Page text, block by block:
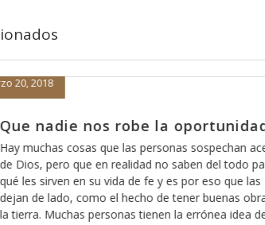
Cómo está eso de que Dios
escucha?
Marzo 19, 2018
A veces pareciera que Dios está loco, cómo
de que Dios no escucha a los pecadores?,
somos todos pecadores?, entonces?, no
ninguno de nosotros?, ó cómo es que